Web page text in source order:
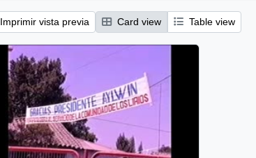
Imprimir vista previa Card view Table view